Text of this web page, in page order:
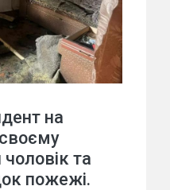
на
та
пожежі.